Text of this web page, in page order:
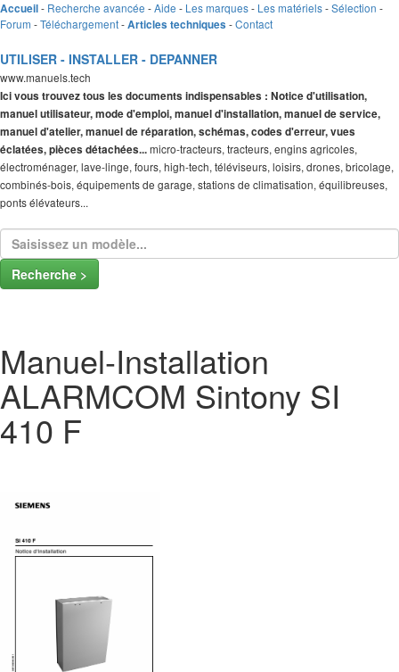
Accueil- Recherche avancée -Aide - Les marques- Les matériels-Sélection -
Forum -Téléchargement-Articles techniques -Contact
UTILISER - INSTALLER - DEPANNER
www.manuels.tech
Ici vous trouvez tous les documents indispensables : Notice d'utilisation,
manuel utilisateur, mode d'emploi, manuel d'installation, manuel de service,
manuel d'atelier, manuel de réparation, schémas, codes d'erreur, vues
éclatées, pièces détachées...micro-tracteurs, tracteurs, engins agricoles,
électroménager, lave-linge, fours, high-tech, téléviseurs, loisirs, drones, bricolage,
combinés-bois, équipements de garage, stations de climatisation, équilibreuses,
ponts élévateurs...
Recherche >
Manuel-Installation
ALARMCOM Sintony SI
410 F